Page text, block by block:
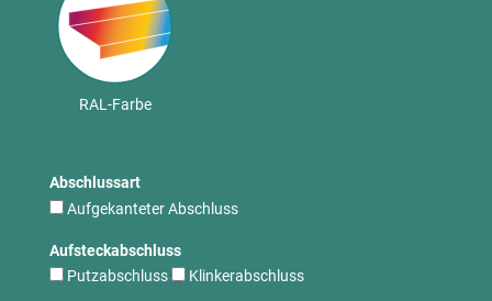
RAL-Farbe
Abschlussart
Aufgekanteter Abschluss
Aufsteckabschluss
Putzabschluss
Klinkerabschluss